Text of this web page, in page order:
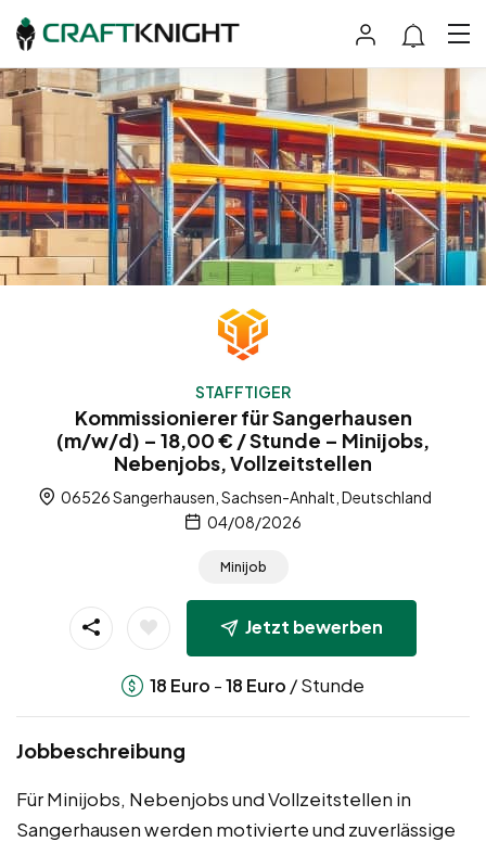
STAFFTIGER
Kommissionierer für Sangerhausen
(m/w/d) – 18,00 € / Stunde – Minijobs,
Nebenjobs, Vollzeitstellen
06526 Sangerhausen, Sachsen-Anhalt, Deutschland
04/08/2026
Minijob
Jetzt bewerben
18 Euro -18 Euro / Stunde
Jobbeschreibung
Für Minijobs, Nebenjobs und Vollzeitstellen in
Sangerhausen werden motivierte und zuverlässige